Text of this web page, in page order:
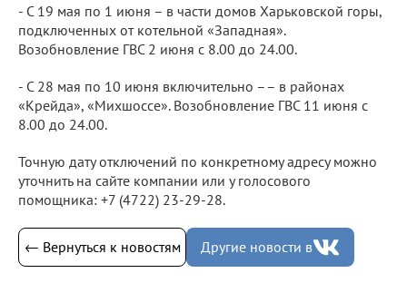
- С 19 мая по 1 июня – в части домов Харьковской горы,
подключенных от котельной «Западная».
Возобновление ГВС 2 июня с 8.00 до 24.00.
- С 28 мая по 10 июня включительно –– в районах
«Крейда», «Михшоссе». Возобновление ГВС 11 июня с
8.00 до 24.00.
Точную дату отключений по конкретному адресу можно
уточнить на сайте компании или у голосового
помощника: +7 (4722) 23-29-28.
← Вернуться к новостям Другие новости в